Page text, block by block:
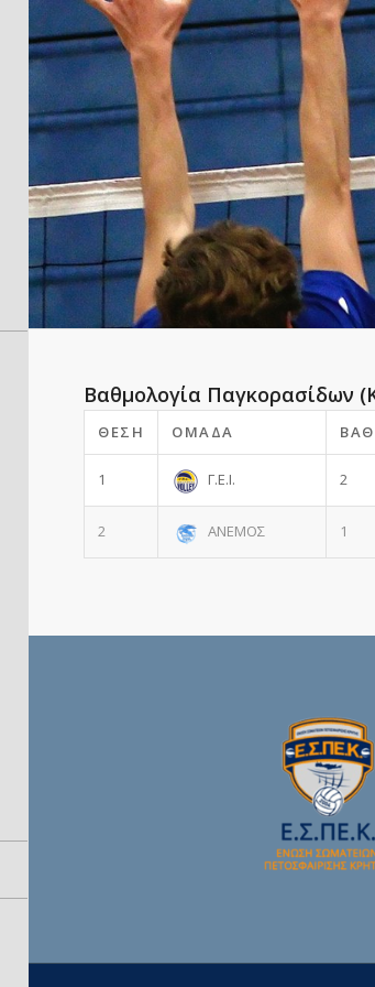
Βαθμολογία Παγκορασίδων
ΘΈΣΗ ΟΜΆΔΑ
1 Γ.Ε.Ι. 2
2 ΑΝΕΜΟΣ 1